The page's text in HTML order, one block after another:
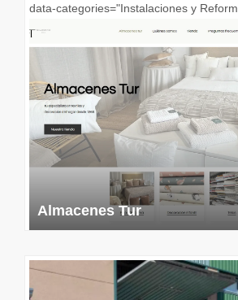
data-categories="Instalaciones y
Almacenes Tur